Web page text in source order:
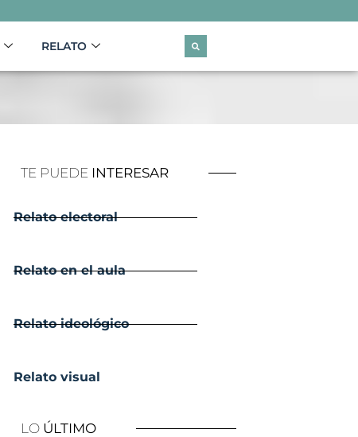
RELATO
TE PUEDE INTERESAR
Relato electoral
Relato en el aula
Relato ideológico
Relato visual
LO ÚLTIMO